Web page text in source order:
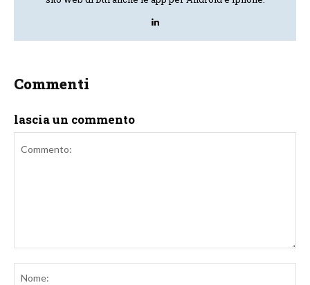
Commenti
lascia un commento